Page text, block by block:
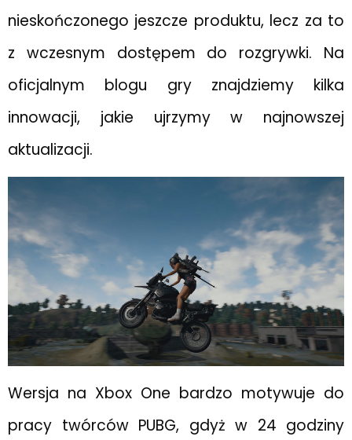
nieskończonego jeszcze produktu, lecz za to
z wczesnym dostępem do rozgrywki. Na
oficjalnym blogu gry znajdziemy kilka
innowacji, jakie ujrzymy w najnowszej
aktualizacji.
Wersja na Xbox One bardzo motywuje do
pracy twórców PUBG, gdyż w 24 godziny